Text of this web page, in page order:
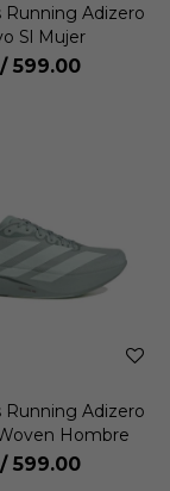
Running Adizero
Sl Mujer
599.00
Running Adizero
Hombre
599.00